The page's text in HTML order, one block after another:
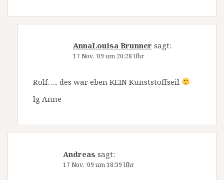
AnnaLouisa Brunner sagt:
17 Nov. ’09 um 20:28 Uhr
Rolf….. des war eben KEIN Kunststoffseil
lg Anne
Andreas sagt:
17 Nov. ’09 um 18:39 Uhr